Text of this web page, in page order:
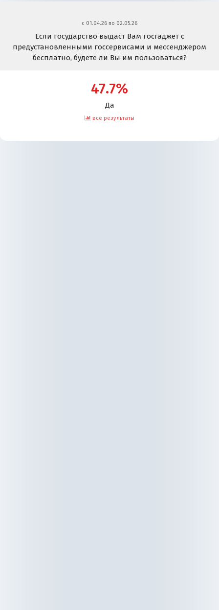
c 01.04.26 по 02.05.26
Если государство выдаст Вам госгаджет с
предустановленными госсервисами и мессенджером
бесплатно, будете ли Вы им пользоваться?
47.7%
Да
все результаты